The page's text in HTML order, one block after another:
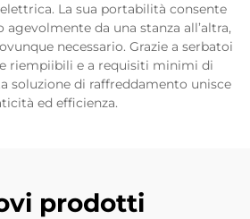
La sua portabilità consente
agevolmente da una stanza all’altra,
necessario. Grazie a serbatoi
riempiibili e a requisiti minimi di
soluzione di raffreddamento unisce
ed efficienza.
prodotti